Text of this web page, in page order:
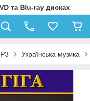
та Blu-ray дисках
Українська музика